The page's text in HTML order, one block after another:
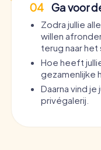
04 Ga voor
Zodra jullie
willen
terug naar het
Hoe heeft
gezamenlijke
Daarna vind je
privégalerij.